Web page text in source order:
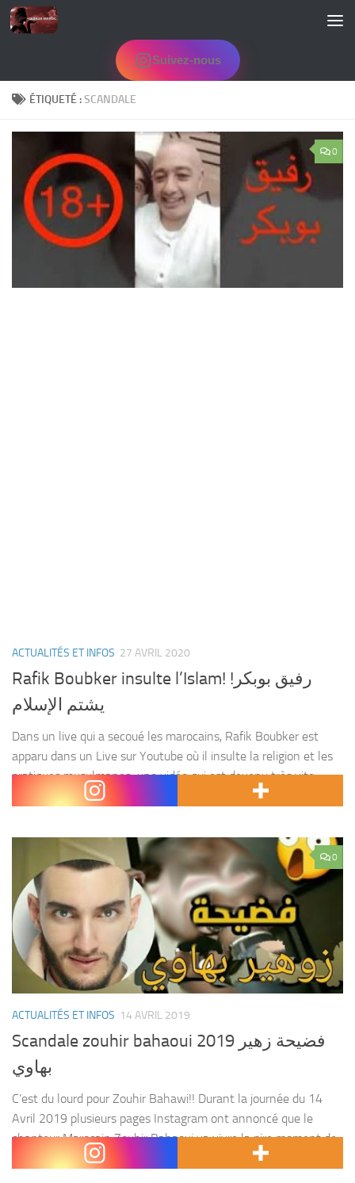
Skip to content
Suivez-nous
ÉTIQUETÉ :SCANDALE
0
ACTUALITÉS ET INFOS 27 AVRIL 2020
Rafik Boubker insulte l’Islam! !رفيق بوبكر
يشتم الإسلام
Dans un live qui a secoué les marocains, Rafik Boubker est
apparu dans un Live sur Youtube où il insulte la religion et les
pratiques musulmanes; une vidéo qui est devenu très vite
0
ACTUALITÉS ET INFOS 14 AVRIL 2019
Scandale zouhir bahaoui 2019 فضيحة زهير
بهاوي
C’est du lourd pour Zouhir Bahawi!! Durant la journée du 14
Avril 2019 plusieurs pages Instagram ont annoncé que le
chanteur Marocain Zouhir Bahaoui va vivre la pire moment de
sa vie !! Quelques...